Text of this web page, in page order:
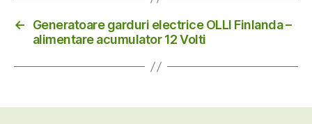
←
Generatoare garduri electrice OLLI Finlanda –
alimentare acumulator 12 Volti